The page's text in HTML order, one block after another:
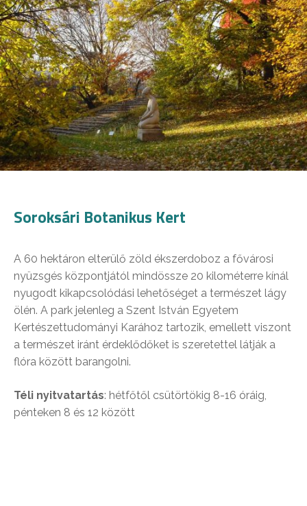
Soroksári Botanikus Kert
A 60 hektáron elterülő zöld ékszerdoboz a fővárosi
nyüzsgés központjától mindössze 20 kilométerre kínál
nyugodt kikapcsolódási lehetőséget a természet lágy
ölén. A park jelenleg a Szent István Egyetem
Kertészettudományi Karához tartozik, emellett viszont
a természet iránt érdeklődőket is szeretettel látják a
flóra között barangolni.
Téli nyitvatartás: hétfőtől csütörtökig 8-16 óráig,
pénteken 8 és 12 között